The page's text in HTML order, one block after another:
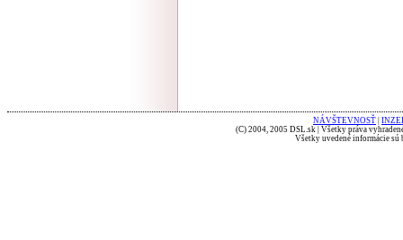
NÁVŠTEVNOSŤ
(C) 2004, 2005 DSL.sk | Všetky práva
Všetky uvedené informácie sú